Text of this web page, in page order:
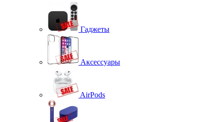
Гаджеты
Аксессуары
AirPods